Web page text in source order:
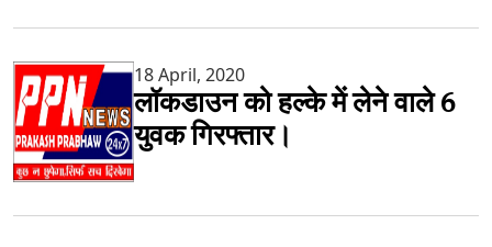
18 April, 2020
लॉकडाउन को हल्के में लेने वाले 6
युवक गिरफ्तार।